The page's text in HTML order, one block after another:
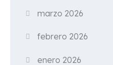
marzo 2026
febrero 2026
enero 2026